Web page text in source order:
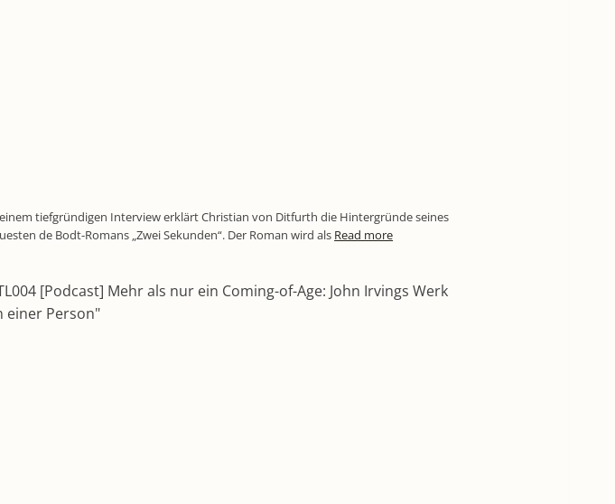
tiefgründigen Interview erklärt Christian von Ditfurth die Hintergründe seines
de Bodt-Romans „Zwei Sekunden“. Der Roman wird als Read more
[Podcast] Mehr als nur ein Coming-of-Age: John Irvings Werk
einer Person"